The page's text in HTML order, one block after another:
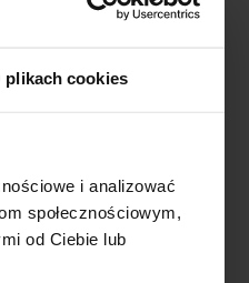
plikach cookies
i analizować
społecznościowym,
od Ciebie lub